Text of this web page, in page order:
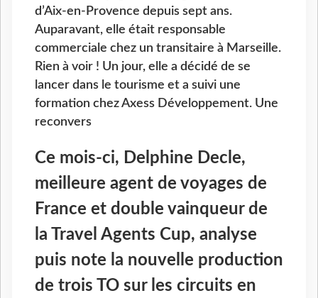
d’Aix-en-Provence depuis sept ans.
Auparavant, elle était responsable
commerciale chez un transitaire à Marseille.
Rien à voir ! Un jour, elle a décidé de se
lancer dans le tourisme et a suivi une
formation chez Axess Développement. Une
reconvers
Ce mois-ci, Delphine Decle,
meilleure agent de voyages de
France et double vainqueur de
la Travel Agents Cup, analyse
puis note la nouvelle production
de trois TO sur les circuits en